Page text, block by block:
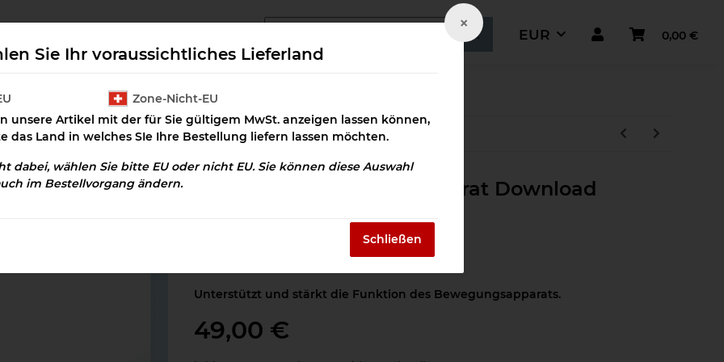
EUR 0,00 €
Stärkung Bewegungsapparat Download
Stärkung Bewegungsapparat Download
Unterstützt und stärkt die Funktion des Bewegungsapparats.
49,00 €
×
Sie Ihr voraussichtliches Lieferland
Zone-Nicht-EU
unsere Artikel mit der für Sie gültigem MwSt. anzeigen lassen können,
das Land in welches SIe Ihre Bestellung liefern lassen möchten.
dabei, wählen Sie bitte EU oder nicht EU. Sie können diese Auswahl
im Bestellvorgang ändern.
Schließen